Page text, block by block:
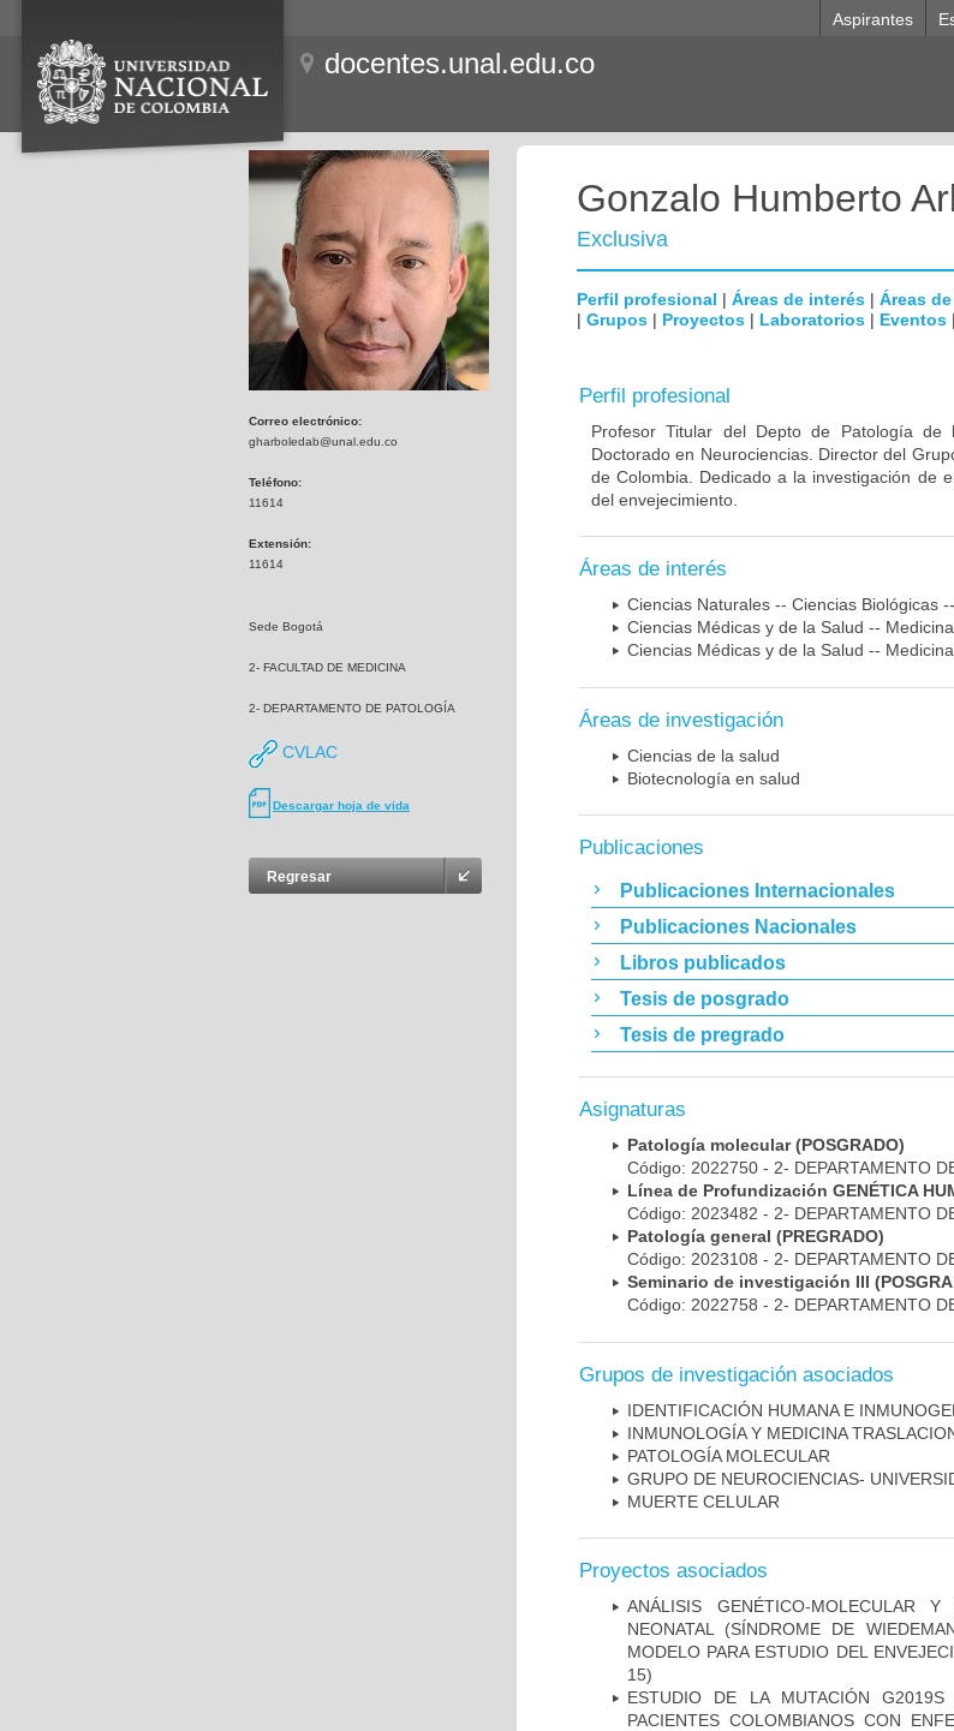
Aspirantes
docentes.unal.edu.co
Correo electrónico:
gharboledab@unal.edu.co
Teléfono:
11614
Extensión:
11614
Sede Bogotá
2- FACULTAD DE MEDICINA
2- DEPARTAMENTO DE PATOLOGÍA
CVLAC
Descargar hoja de vida
Regresar
Gonzalo Humberto
Exclusiva
Perfil profesional | Áreas de interés | Áreas
| Grupos | Proyectos | Laboratorios | Eventos |
Perfil profesional
Profesor Titular del Depto de Patología de
Doctorado en Neurociencias. Director del
de Colombia. Dedicado a la investigación de
del envejecimiento.
Áreas de interés
Ciencias Naturales -- Ciencias Biológicas
Ciencias Médicas y de la Salud --
Ciencias Médicas y de la Salud --
Áreas de investigación
Ciencias de la salud
Biotecnología en salud
Publicaciones
Publicaciones Internacionales
Publicaciones Nacionales
Libros publicados
Tesis de posgrado
Tesis de pregrado
Asignaturas
Patología molecular (POSGRADO)
Código: 2022750 - 2- DEPARTAMENTO
Línea de Profundización GENÉTICA
Código: 2023482 - 2- DEPARTAMENTO
Patología general (PREGRADO)
Código: 2023108 - 2- DEPARTAMENTO
Seminario de investigación III
Código: 2022758 - 2- DEPARTAMENTO
Grupos de investigación asociados
IDENTIFICACIÓN HUMANA E
INMUNOLOGÍA Y MEDICINA
PATOLOGÍA MOLECULAR
GRUPO DE NEUROCIENCIAS-
MUERTE CELULAR
Proyectos asociados
ANÁLISIS GENÉTICO-MOLECULAR
NEONATAL (SÍNDROME DE
MODELO PARA ESTUDIO DEL
15)
ESTUDIO DE LA MUTACIÓN
PACIENTES COLOMBIANOS CON